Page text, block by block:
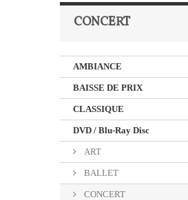
CONCERT
AMBIANCE
BAISSE DE PRIX
CLASSIQUE
DVD / Blu-Ray Disc
ART
BALLET
CONCERT